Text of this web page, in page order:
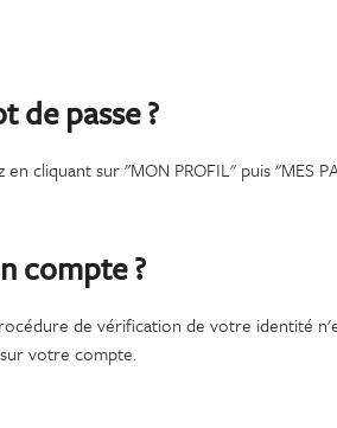
de passe ?
cliquant sur "MON PROFIL" puis "MES
compte ?
de vérification de votre identité
votre compte.